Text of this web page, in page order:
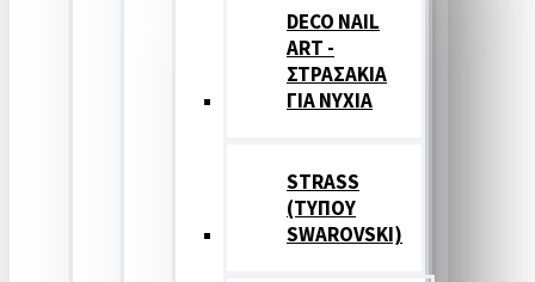
DECO NAIL
ART -
ΣΤΡΑΣΑΚΙΑ
ΓΙΑ ΝΥΧΙΑ
STRASS
(ΤΥΠΟΥ
SWAROVSKI)